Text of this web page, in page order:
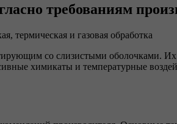
требованиям
со слизистыми оболочками.
химикаты и температурные